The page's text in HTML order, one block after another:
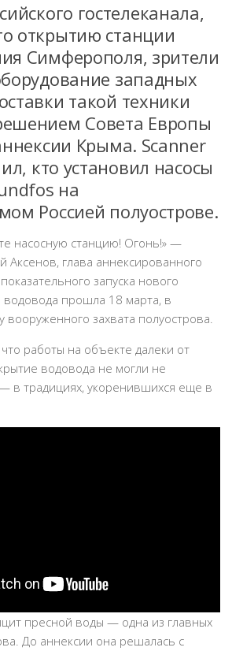
гостелеканала,
открытию станции
Симферополя, зрители
западных
такой техники
Совета Европы
Крыма. Scanner
кто установил насосы
на
Россией полуострове.
насосную станцию! Огонь!» —
Аксенов, глава аннексированного
запуска нового
водовода прошла 18 марта, в
захвата полуострова.
работы на объекте далеки от
водовода не могли не
в традициях, укоренившихся еще в
пресной воды — одна из главных
До аннексии она решалась с